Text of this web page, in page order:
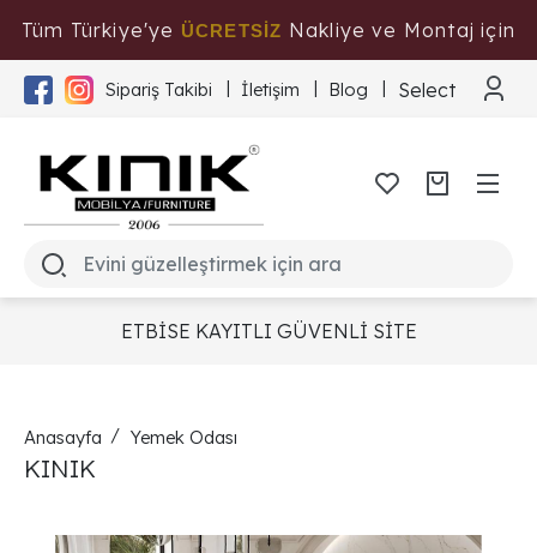
Tüm Türkiye'ye ÜCRETSİZ Nakliye ve Montaj için
Tıklayınız
Sipariş Takibi İletişim Blog Select
ETBİSE KAYITLI GÜVENLİ SİTE
Anasayfa Yemek Odası
KINIK